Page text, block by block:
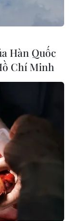
Hàn Quốc
Chí Minh